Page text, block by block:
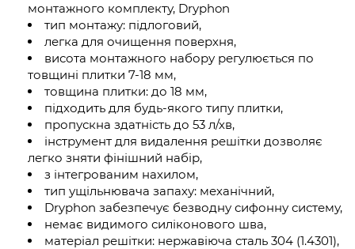
монтажного комплекту, Dryphon
тип монтажу: підлоговий,
легка для очищення поверхня,
висота монтажного набору регулюється по
товщині плитки 7-18 мм,
товщина плитки: до 18 мм,
підходить для будь-якого типу плитки,
пропускна здатність до 53 л/хв,
інструмент для видалення решітки дозволяє
легко зняти фінішний набір,
з інтегрованим нахилом,
тип ущільнювача запаху: механічний,
Dryphon забезпечує безводну сифонну систему,
немає видимого силіконового шва,
матеріал решітки: нержавіюча сталь 304 (1.4301),